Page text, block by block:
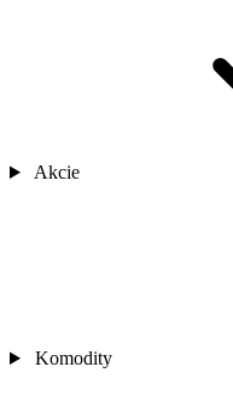
Akcie
Komodity